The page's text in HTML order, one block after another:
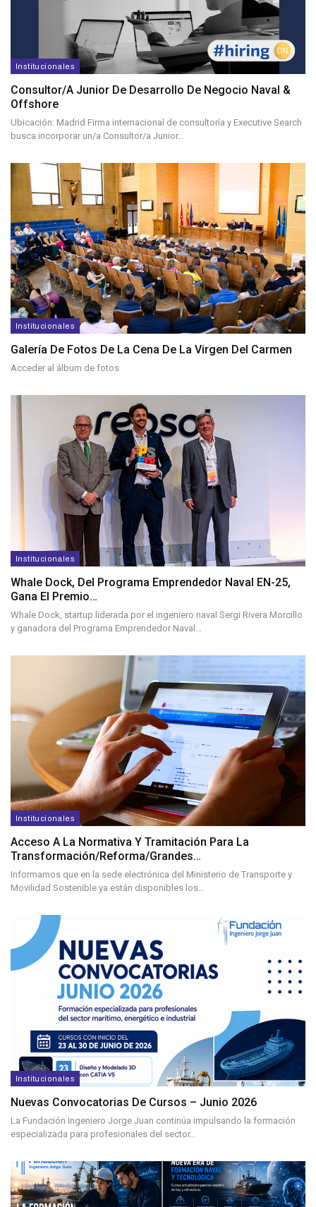
Institucionales
Consultor/a Junior De Desarrollo De Negocio Naval &
Offshore
Ubicación: Madrid Firma internacional de consultoría y Executive Search
busca incorporar un/a Consultor/a Junior…
Institucionales
Galería De Fotos De La Cena De La Virgen Del Carmen
Acceder al álbum de fotos
Institucionales
Whale Dock, Del Programa Emprendedor Naval EN-25,
Gana El Premio…
Whale Dock, startup liderada por el ingeniero naval Sergi Rivera Morcillo
y ganadora del Programa Emprendedor Naval…
Institucionales
Acceso A La Normativa Y Tramitación Para La
Transformación/reforma/grandes…
Informamos que en la sede electrónica del Ministerio de Transporte y
Movilidad Sostenible ya están disponibles los…
Institucionales
Nuevas Convocatorias De Cursos – Junio 2026
La Fundación Ingeniero Jorge Juan continúa impulsando la formación
especializada para profesionales del sector…